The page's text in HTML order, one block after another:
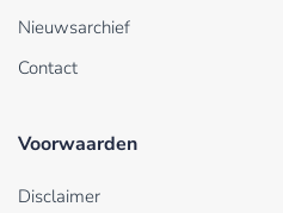
Nieuwsarchief
Contact
Voorwaarden
Disclaimer